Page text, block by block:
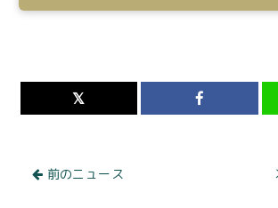
前のニュース